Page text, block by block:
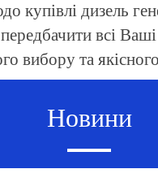
купівлі дизель
всі
вибору та
Новини